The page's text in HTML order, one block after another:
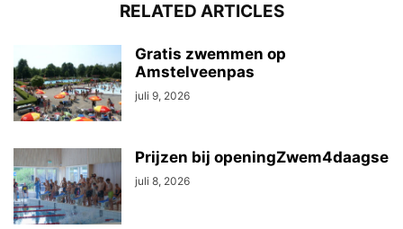
RELATED ARTICLES
Gratis zwemmen op
Amstelveenpas
juli 9, 2026
Prijzen bij openingZwem4daagse
juli 8, 2026